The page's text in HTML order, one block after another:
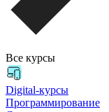
Все курсы
Digital-курсы
Программирование